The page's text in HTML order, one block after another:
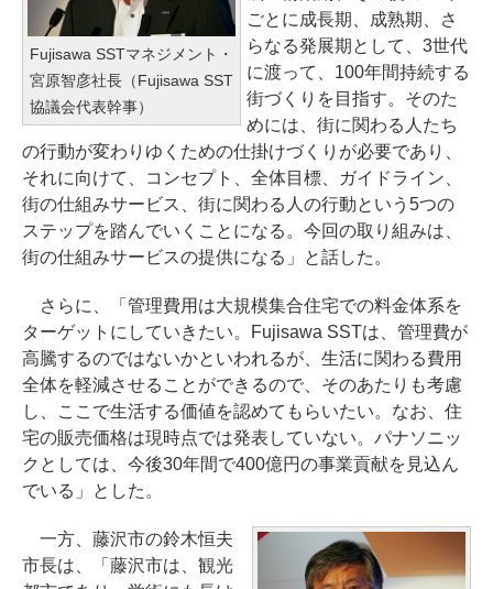
Fujisawa SSTマネジメント・
宮原智彦社長（Fujisawa SST
協議会代表幹事）
ごとに成長期、成熟期、さ
らなる発展期として、3世代
に渡って、100年間持続する
街づくりを目指す。そのた
めには、街に関わる人たち
の行動が変わりゆくための仕掛けづくりが必要であり、
それに向けて、コンセプト、全体目標、ガイドライン、
街の仕組みサービス、街に関わる人の行動という5つの
ステップを踏んでいくことになる。今回の取り組みは、
街の仕組みサービスの提供になる」と話した。
さらに、「管理費用は大規模集合住宅での料金体系を
ターゲットにしていきたい。Fujisawa SSTは、管理費が
高騰するのではないかといわれるが、生活に関わる費用
全体を軽減させることができるので、そのあたりも考慮
し、ここで生活する価値を認めてもらいたい。なお、住
宅の販売価格は現時点では発表していない。パナソニッ
クとしては、今後30年間で400億円の事業貢献を見込ん
でいる」とした。
一方、藤沢市の鈴木恒夫
市長は、「藤沢市は、観光